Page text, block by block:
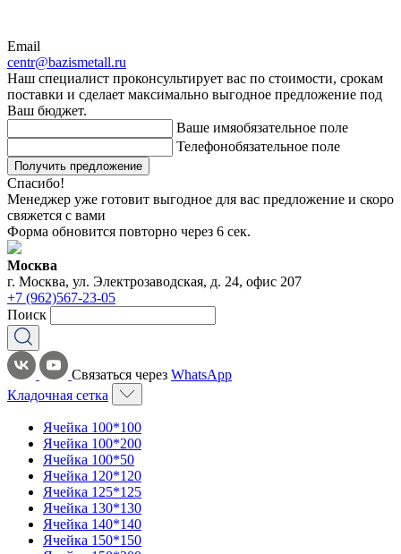
Email
centr@bazismetall.ru
Наш специалист проконсультирует вас по стоимости, срокам
поставки и сделает максимально выгодное предложение под
Ваш бюджет.
Ваше имяобязательное поле
Телефонобязательное поле
Получить предложение
Спасибо!
Менеджер уже готовит выгодное для вас предложение и скоро
свяжется с вами
Форма обновится повторно через 6 сек.
Москва
г. Москва, ул. Электрозаводская, д. 24, офис 207
+7 (962)567-23-05
Поиск
Связаться через WhatsApp
Кладочная сетка
Ячейка 100*100
Ячейка 100*200
Ячейка 100*50
Ячейка 120*120
Ячейка 125*125
Ячейка 130*130
Ячейка 140*140
Ячейка 150*150